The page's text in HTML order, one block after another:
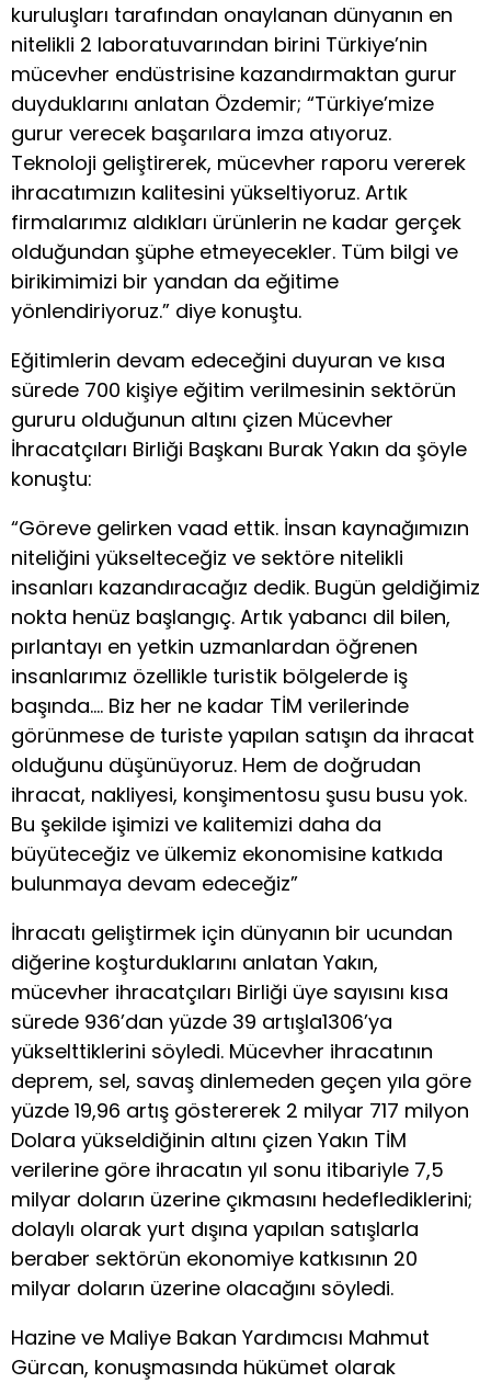
kuruluşları tarafından onaylanan dünyanın en
nitelikli 2 laboratuvarından birini Türkiye’nin
mücevher endüstrisine kazandırmaktan gurur
duyduklarını anlatan Özdemir; “Türkiye’mize
gurur verecek başarılara imza atıyoruz.
Teknoloji geliştirerek, mücevher raporu vererek
ihracatımızın kalitesini yükseltiyoruz. Artık
firmalarımız aldıkları ürünlerin ne kadar gerçek
olduğundan şüphe etmeyecekler. Tüm bilgi ve
birikimimizi bir yandan da eğitime
yönlendiriyoruz.” diye konuştu.
Eğitimlerin devam edeceğini duyuran ve kısa
sürede 700 kişiye eğitim verilmesinin sektörün
gururu olduğunun altını çizen Mücevher
İhracatçıları Birliği Başkanı Burak Yakın da şöyle
konuştu:
“Göreve gelirken vaad ettik. İnsan kaynağımızın
niteliğini yükselteceğiz ve sektöre nitelikli
insanları kazandıracağız dedik. Bugün geldiğimiz
nokta henüz başlangıç. Artık yabancı dil bilen,
pırlantayı en yetkin uzmanlardan öğrenen
insanlarımız özellikle turistik bölgelerde iş
başında…. Biz her ne kadar TİM verilerinde
görünmese de turiste yapılan satışın da ihracat
olduğunu düşünüyoruz. Hem de doğrudan
ihracat, nakliyesi, konşimentosu şusu busu yok.
Bu şekilde işimizi ve kalitemizi daha da
büyüteceğiz ve ülkemiz ekonomisine katkıda
bulunmaya devam edeceğiz”
İhracatı geliştirmek için dünyanın bir ucundan
diğerine koşturduklarını anlatan Yakın,
mücevher ihracatçıları Birliği üye sayısını kısa
sürede 936’dan yüzde 39 artışla1306’ya
yükselttiklerini söyledi. Mücevher ihracatının
deprem, sel, savaş dinlemeden geçen yıla göre
yüzde 19,96 artış göstererek 2 milyar 717 milyon
Dolara yükseldiğinin altını çizen Yakın TİM
verilerine göre ihracatın yıl sonu itibariyle 7,5
milyar doların üzerine çıkmasını hedeflediklerini;
dolaylı olarak yurt dışına yapılan satışlarla
beraber sektörün ekonomiye katkısının 20
milyar doların üzerine olacağını söyledi.
Hazine ve Maliye Bakan Yardımcısı Mahmut
Gürcan, konuşmasında hükümet olarak